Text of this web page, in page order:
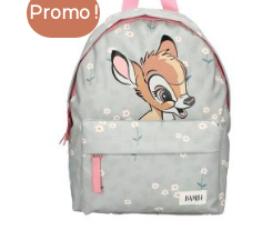
Promo !